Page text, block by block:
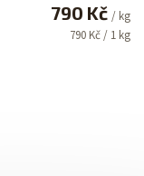
790 Kč / kg
790 Kč / 1 kg